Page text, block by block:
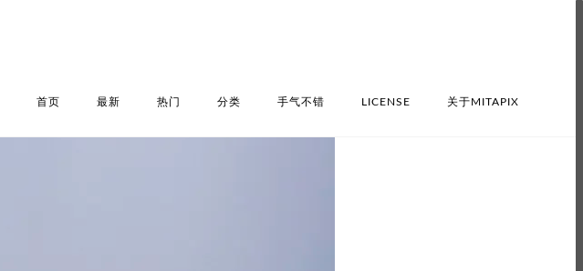
首页 最新 热门 分类 手气不错 LICENSE 关于MITAPIX